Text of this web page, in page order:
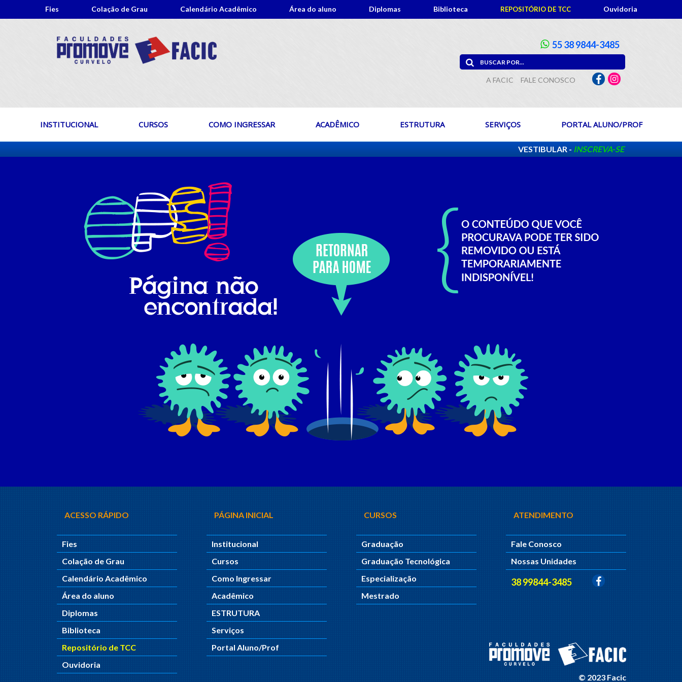
Fies Colação de Grau Calendário Acadêmico Área do aluno Diplomas Biblioteca REPOSITÓRIO DE TCC Ouvidoria
55 38 9844-3485
A FACIC FALE CONOSCO
INSTITUCIONAL CURSOS COMO INGRESSAR ACADÊMICO ESTRUTURA SERVIÇOS PORTAL ALUNO/PROF
VESTIBULAR - INSCREVA-SE
ACESSO RÁPIDO
Fies
Colação de Grau
Calendário Acadêmico
Área do aluno
Diplomas
Biblioteca
Repositório de TCC
Ouvidoria
PÁGINA INICIAL
Institucional
Cursos
Como Ingressar
Acadêmico
ESTRUTURA
Serviços
Portal Aluno/Prof
CURSOS
Graduação
Graduação Tecnológica
Especialização
Mestrado
ATENDIMENTO
Fale Conosco
Nossas Unidades
38 99844-3485
© 2023 Facic